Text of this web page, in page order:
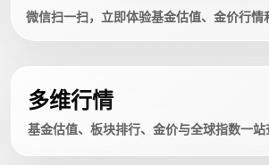
微信扫一扫，立即体验基金估值、金价行情
多维行情
基金估值、板块排行、金价与全球指数一站